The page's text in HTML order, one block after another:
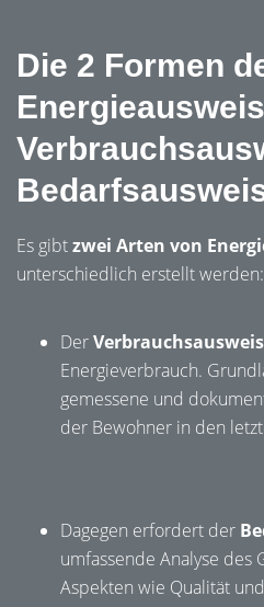
Die 2 Formen
Es gibtzwei Arten von
unterschiedlich erstellt werden:
DerVerbrauchsausweis
Energieverbrauch.
gemessene und
der Bewohner in den
Dagegen erfordert der
umfassende Analyse des
Aspekten wie Qualität